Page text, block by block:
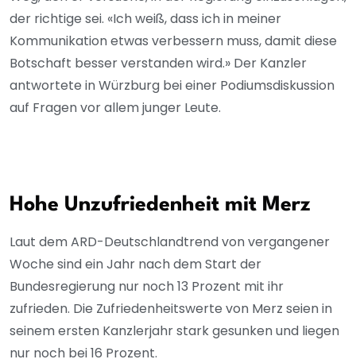
der richtige sei. «Ich weiß, dass ich in meiner
Kommunikation etwas verbessern muss, damit diese
Botschaft besser verstanden wird.» Der Kanzler
antwortete in Würzburg bei einer Podiumsdiskussion
auf Fragen vor allem junger Leute.
Hohe Unzufriedenheit mit Merz
Laut dem ARD-Deutschlandtrend von vergangener
Woche sind ein Jahr nach dem Start der
Bundesregierung nur noch 13 Prozent mit ihr
zufrieden. Die Zufriedenheitswerte von Merz seien in
seinem ersten Kanzlerjahr stark gesunken und liegen
nur noch bei 16 Prozent.